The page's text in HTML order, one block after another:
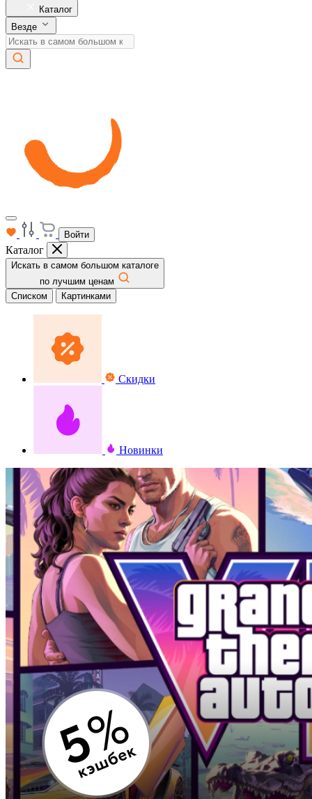
Каталог
Везде
Войти
Каталог
Искать в самом большом каталоге
по лучшим ценам
Списком
Картинками
Скидки
Новинки